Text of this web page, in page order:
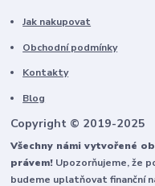
Jak nakupovat
Obchodní podmínky
Kontakty
Blog
Copyright © 2019-2025
Všechny námi vytvořené
právem! Upozorňujeme, že
budeme uplatňovat finanční